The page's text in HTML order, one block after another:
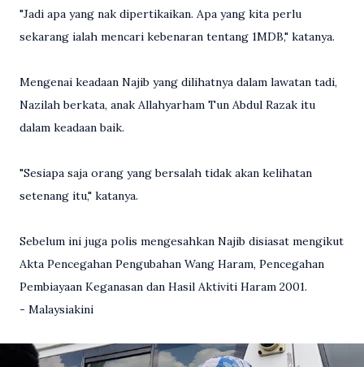
"Jadi apa yang nak dipertikaikan. Apa yang kita perlu
sekarang ialah mencari kebenaran tentang 1MDB," katanya.
Mengenai keadaan Najib yang dilihatnya dalam lawatan tadi,
Nazilah berkata, anak Allahyarham Tun Abdul Razak itu
dalam keadaan baik.
"Sesiapa saja orang yang bersalah tidak akan kelihatan
setenang itu," katanya.
Sebelum ini juga polis mengesahkan Najib disiasat mengikut
Akta Pencegahan Pengubahan Wang Haram, Pencegahan
Pembiayaan Keganasan dan Hasil Aktiviti Haram 2001.
- Malaysiakini